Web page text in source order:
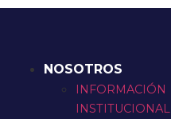
NOSOTROS
INFORMACIÓN
INSTITUCIONAL